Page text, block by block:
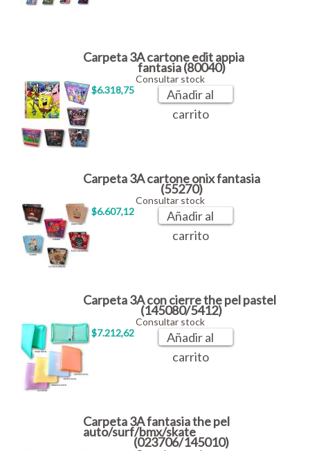
Carpeta 3A cartone edit appia
fantasia (80040)
$6.318,75
Consultar stock
Añadir al
carrito
Carpeta 3A cartone onix fantasia
(55270)
$6.607,12
Consultar stock
Añadir al
carrito
Carpeta 3A con cierre the pel pastel
(145080/5412)
$7.212,62
Consultar stock
Añadir al
carrito
Carpeta 3A fantasia the pel
auto/surf/bmx/skate
(023706/145010)